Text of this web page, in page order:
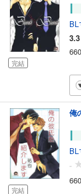
完結
BL
3.3
完結
俺
BL
-